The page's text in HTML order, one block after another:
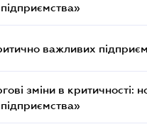
важливих
зміни в критичності: